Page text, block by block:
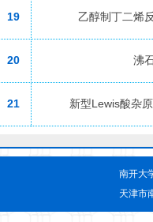
19 乙醇制丁二烯
20 沸
21 新型Lewis酸杂
南开大
天津市